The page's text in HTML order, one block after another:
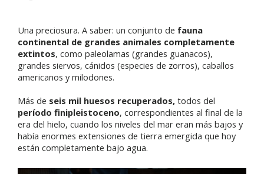
Una preciosura. A saber: un conjunto de fauna
continental de grandes animales completamente
extintos, como paleolamas (grandes guanacos),
grandes siervos, cánidos (especies de zorros), caballos
americanos y milodones.
Más de seis mil huesos recuperados, todos del
período finipleistoceno, correspondientes al final de la
era del hielo, cuando los niveles del mar eran más bajos y
había enormes extensiones de tierra emergida que hoy
están completamente bajo agua.